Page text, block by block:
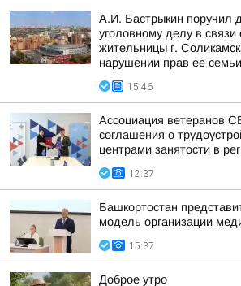
А.И. Бастрыкин поручил
уголовному делу в
жительницы г.
нарушении прав ее семьи
15:46
Ассоциация ветеранов
соглашения о
центрами занятости в
12:37
Башкортостан
модель организации
15:37
Доброе утро